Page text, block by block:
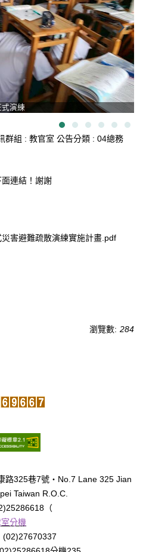
增能推廣
式演練
群組 : 教官室 公告分類 : 04總務
連結！謝謝
害避難疏散演練實施計畫.pdf
瀏覽數: 284
路325巷7號‧No.7 Lane 325 Jian
Taiwan R.O.C.
（
分機